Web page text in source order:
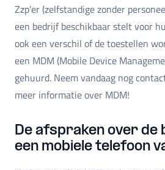
Zzp'er (zelfstandige zonder
een bedrijf beschikbaar stelt voor
ook een verschil of de toestellen
een MDM (Mobile Device
gehuurd. Neem vandaag nog
meer informatie over MDM!
De afspraken over de
een mobiele telefoon